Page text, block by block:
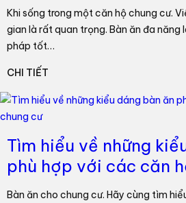
Khi sống trong một căn hộ chung cư.
gian là rất quan trọng. Bàn ăn đa năng
pháp tốt…
CHI TIẾT
Tìm hiểu về những
phù hợp với các căn
Bàn ăn cho chung cư. Hãy cùng tìm